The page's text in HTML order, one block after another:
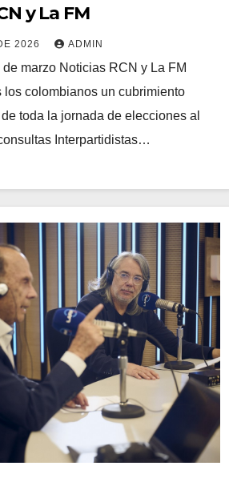
y La FM
2026 ADMIN
marzo Noticias RCN y La FM
los colombianos un cubrimiento
toda la jornada de elecciones al
Interpartidistas…